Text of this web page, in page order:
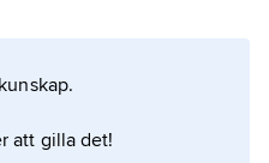
det vill säga att
att gilla det!